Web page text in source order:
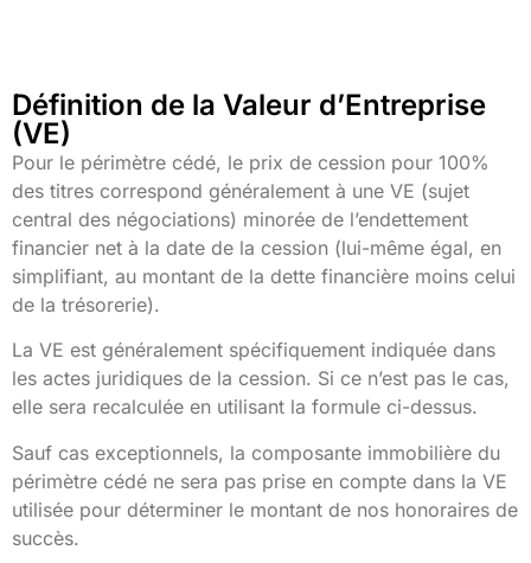
Définition de la Valeur d’Entreprise
(VE)
Pour le périmètre cédé, le prix de cession pour 100%
des titres correspond généralement à une VE (sujet
central des négociations) minorée de l’endettement
financier net à la date de la cession (lui-même égal, en
simplifiant, au montant de la dette financière moins celui
de la trésorerie).
La VE est généralement spécifiquement indiquée dans
les actes juridiques de la cession. Si ce n’est pas le cas,
elle sera recalculée en utilisant la formule ci-dessus.
Sauf cas exceptionnels, la composante immobilière du
périmètre cédé ne sera pas prise en compte dans la VE
utilisée pour déterminer le montant de nos honoraires de
succès.